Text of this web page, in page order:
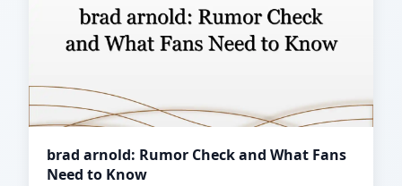
brad arnold: Rumor Check and What Fans
Need to Know